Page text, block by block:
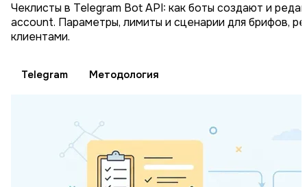
Чеклисты в Telegram Bot API: как боты создают и
account. Параметры, лимиты и сценарии для брифов,
клиентами.
Telegram Методология